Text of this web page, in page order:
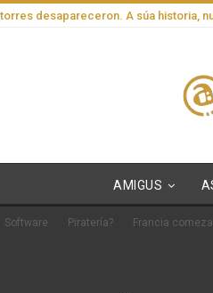
desapareceron. A súa historia,
AMIGUS
Software Piratería? Francia